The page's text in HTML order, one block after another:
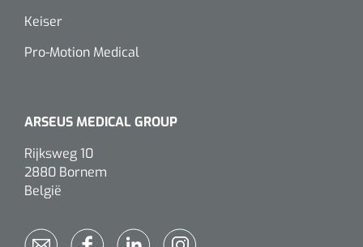
Keiser
Pro-Motion Medical
ARSEUS MEDICAL GROUP
Rijksweg 10
2880 Bornem
België